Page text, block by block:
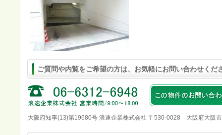
ご質問や内覧をご希望の方は、お気軽にお問い合わせくだ
大阪府知事(13)第19680号 浪速企業株式会社 〒530-0028 大阪府大阪